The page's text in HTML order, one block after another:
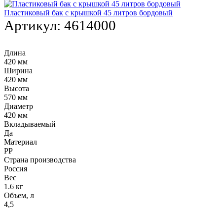
Пластиковый бак с крышкой 45 литров бордовый
Артикул: 4614000
Длина
420 мм
Ширина
420 мм
Высота
570 мм
Диаметр
420 мм
Вкладываемый
Да
Материал
PP
Страна производства
Россия
Вес
1.6 кг
Объем, л
4,5